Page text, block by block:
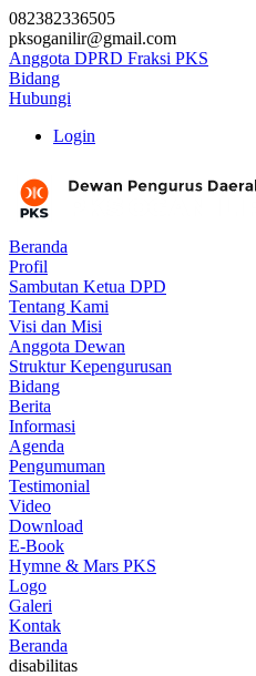
082382336505
pksoganilir@gmail.com
Anggota DPRD Fraksi PKS
Bidang
Hubungi
Login
Beranda
Profil
Sambutan Ketua DPD
Tentang Kami
Visi dan Misi
Anggota Dewan
Struktur Kepengurusan
Bidang
Berita
Informasi
Agenda
Pengumuman
Testimonial
Video
Download
E-Book
Hymne & Mars PKS
Logo
Galeri
Kontak
Beranda
disabilitas